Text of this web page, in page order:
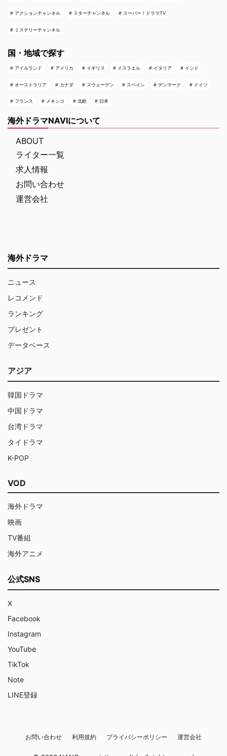
アクションチャンネル スターチャンネル スーパー！ドラマTV
ミステリーチャンネル
国・地域で探す
アイルランド アメリカ イギリス イスラエル イタリア インド
オーストラリア カナダ スウェーデン スペイン デンマーク ドイツ
フランス メキシコ 北欧 日本
海外ドラマNAVIについて
ABOUT
ライター一覧
求人情報
お問い合わせ
運営会社
海外ドラマ
ニュース
レコメンド
ランキング
プレゼント
データベース
アジア
韓国ドラマ
中国ドラマ
台湾ドラマ
タイドラマ
K-POP
VOD
海外ドラマ
映画
TV番組
海外アニメ
公式SNS
X
Facebook
Instagram
YouTube
TikTok
Note
LINE登録
お問い合わせ 利用規約 プライバシーポリシー 運営会社